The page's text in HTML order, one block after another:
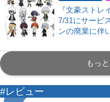
『文豪ストレ
7/31にサービ
ンの廃業に伴
もっ
#レビュー